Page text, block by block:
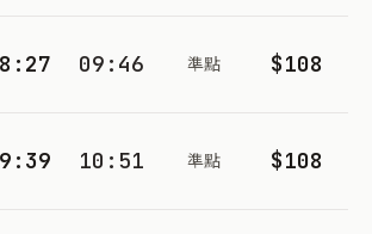
09:46 準點 $108
10:51 準點 $108